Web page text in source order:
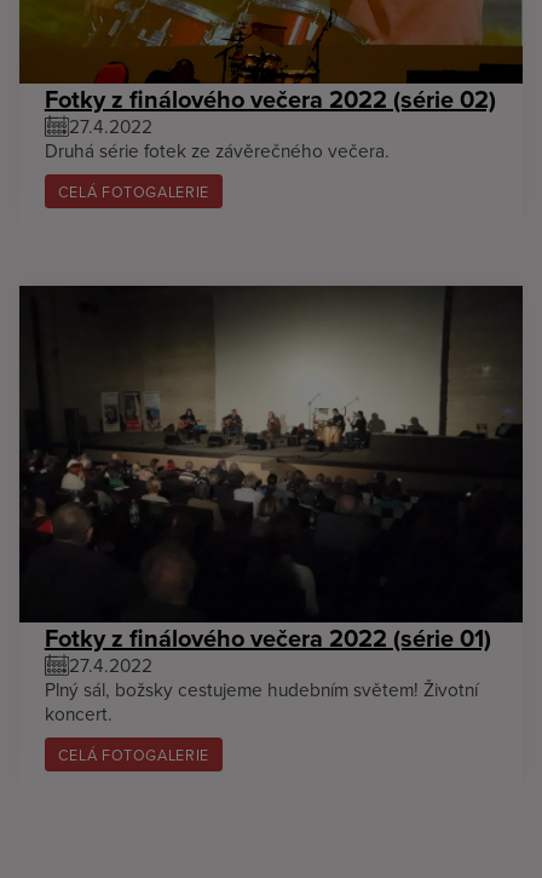
Fotky z finálového večera 2022 (série 02)
27.4.2022
Druhá série fotek ze závěrečného večera.
CELÁ FOTOGALERIE
Fotky z finálového večera 2022 (série 01)
27.4.2022
Plný sál, božsky cestujeme hudebním světem! Životní
koncert.
CELÁ FOTOGALERIE